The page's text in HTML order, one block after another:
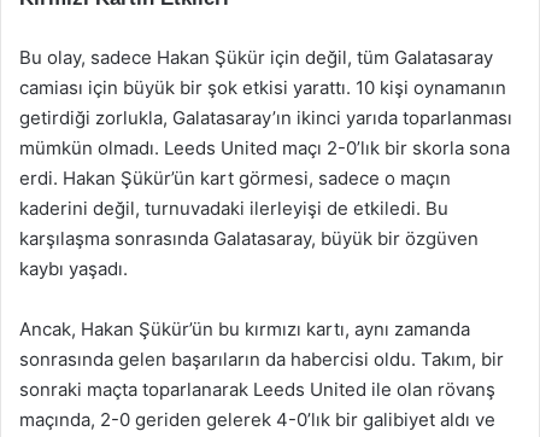
Bu olay, sadece Hakan Şükür için değil, tüm Galatasaray
camiası için büyük bir şok etkisi yarattı. 10 kişi oynamanın
getirdiği zorlukla, Galatasaray’ın ikinci yarıda toparlanması
mümkün olmadı. Leeds United maçı 2-0’lık bir skorla sona
erdi. Hakan Şükür’ün kart görmesi, sadece o maçın
kaderini değil, turnuvadaki ilerleyişi de etkiledi. Bu
karşılaşma sonrasında Galatasaray, büyük bir özgüven
kaybı yaşadı.
Ancak, Hakan Şükür’ün bu kırmızı kartı, aynı zamanda
sonrasında gelen başarıların da habercisi oldu. Takım, bir
sonraki maçta toparlanarak Leeds United ile olan rövanş
maçında, 2-0 geriden gelerek 4-0’lık bir galibiyet aldı ve